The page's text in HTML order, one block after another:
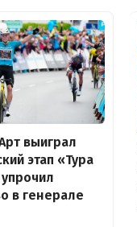
выиграл
этап «Тура
в генерале